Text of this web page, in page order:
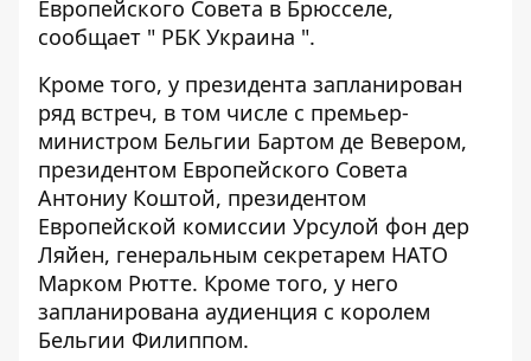
Европейского Совета в Брюсселе,
сообщает " РБК Украина ".
Кроме того, у президента запланирован
ряд встреч, в том числе с премьер-
министром Бельгии Бартом де Вевером,
президентом Европейского Совета
Антониу Коштой, президентом
Европейской комиссии Урсулой фон дер
Ляйен, генеральным секретарем НАТО
Марком Рютте. Кроме того, у него
запланирована аудиенция с королем
Бельгии Филиппом.